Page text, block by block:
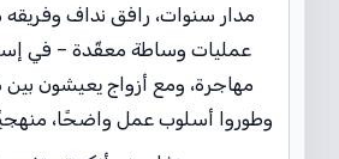
مدار سنوات، رافق نداف
عمليات وساطة معقّدة – في
مهاجرة، ومع أزواج يعيشون
وطوروا أسلوب عمل واضحًا،